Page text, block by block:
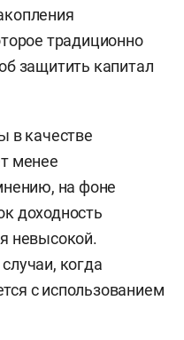
традиционно
защитить капитал
в качестве
менее
на фоне
доходность
невысокой.
когда
с использованием